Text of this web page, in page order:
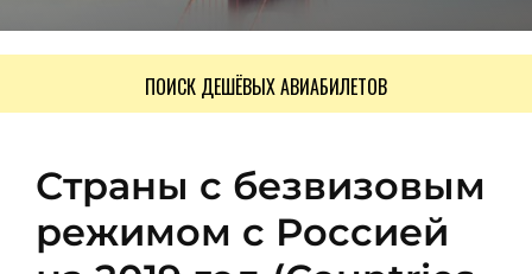
ПОИСК ДЕШЁВЫХ АВИАБИЛЕТОВ
Страны с безвизовым
режимом с Россией